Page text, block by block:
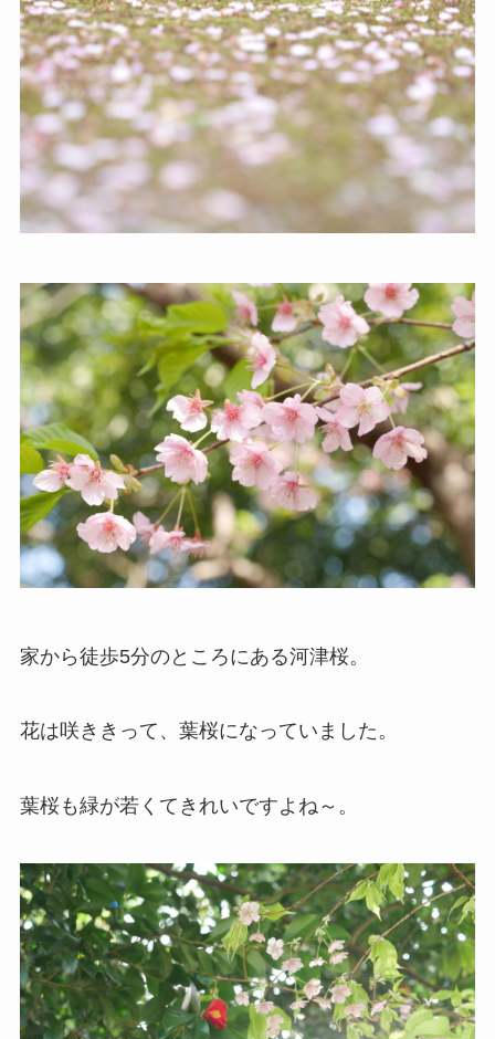
家から徒歩5分のところにある河津桜。
花は咲ききって、葉桜になっていました。
葉桜も緑が若くてきれいですよね～。